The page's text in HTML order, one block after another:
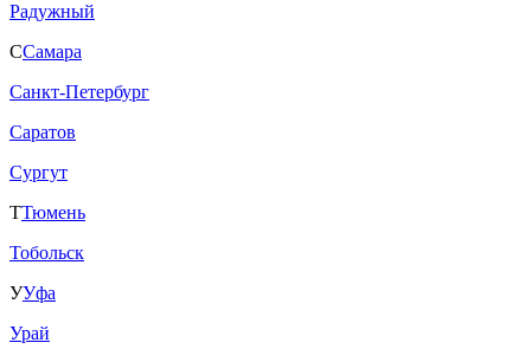
Радужный
ССамара
Санкт-Петербург
Саратов
Сургут
ТТюмень
Тобольск
УУфа
Урай